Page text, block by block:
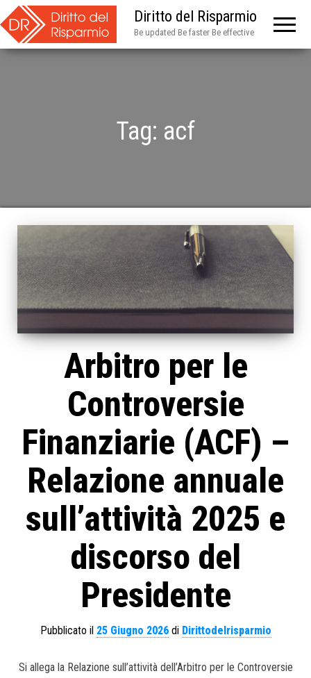
Diritto del Risparmio
Be updated Be faster Be effective
Tag: acf
Arbitro per le
Controversie
Finanziarie (ACF) –
Relazione annuale
sull’attività 2025 e
discorso del
Presidente
Pubblicato il 25 Giugno 2026di Dirittodelrisparmio
Si allega la Relazione sull’attività dell’Arbitro per le Controversie